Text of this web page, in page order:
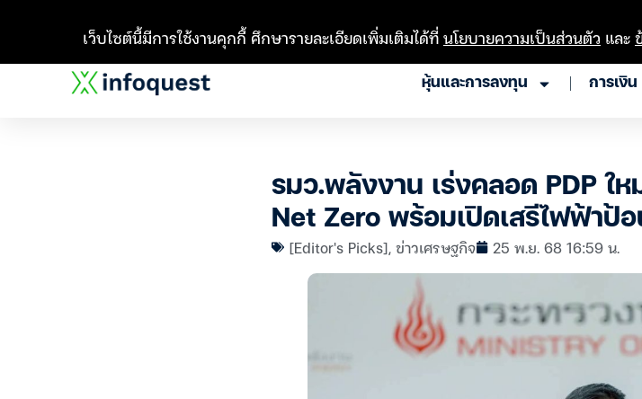
หุ้นและการลงทุน การเงิน
รมว.พลังงาน เร่งคลอด PDP ให
Net Zero พร้อมเปิดเสรีไฟฟ้าป้
[Editor's Picks],ข่าวเศรษฐกิจ 25 พ.ย. 68 16:59 น.
เว็บไซต์นี้มีการใช้งานคุกกี้ ศึกษารายละเอียดเพิ่มเติมได้ที่นโยบายความเป็นส่วนตัว และ